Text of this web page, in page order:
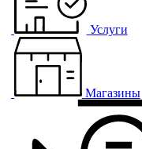
Услуги
Магазины